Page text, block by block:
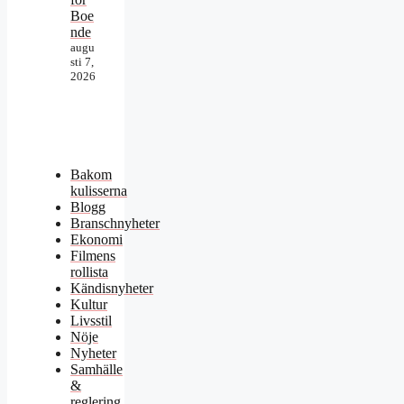
Boe
nde
augu
sti 7,
2026
Bakom
kulisserna
Blogg
Branschnyheter
Ekonomi
Filmens
rollista
Kändisnyheter
Kultur
Livsstil
Nöje
Nyheter
Samhälle
&